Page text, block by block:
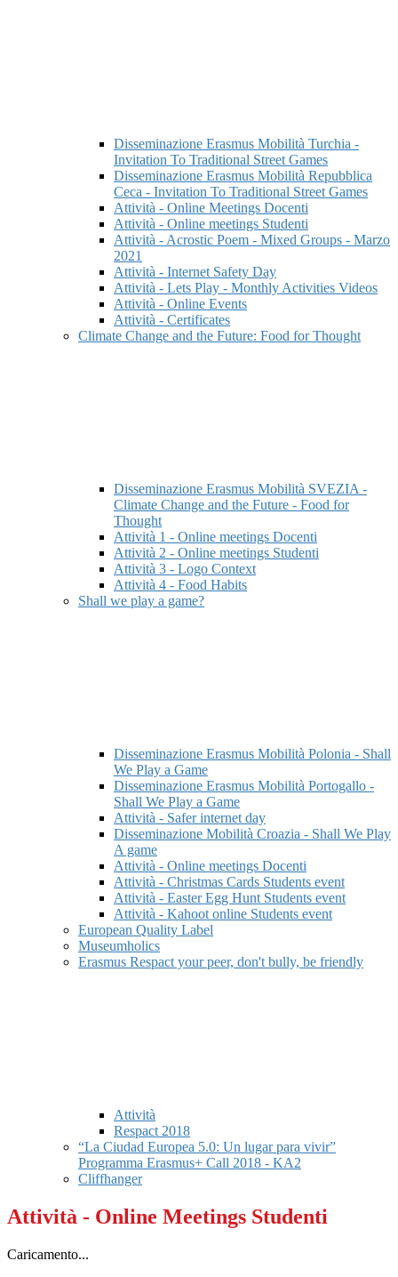
Disseminazione Erasmus Mobilità Turchia -
Invitation To Traditional Street Games
Disseminazione Erasmus Mobilità Repubblica
Ceca - Invitation To Traditional Street Games
Attività - Online Meetings Docenti
Attività - Online meetings Studenti
Attività - Acrostic Poem - Mixed Groups - Marzo
2021
Attività - Internet Safety Day
Attività - Lets Play - Monthly Activities Videos
Attività - Online Events
Attività - Certificates
Climate Change and the Future: Food for Thought
Disseminazione Erasmus Mobilità SVEZIA -
Climate Change and the Future - Food for
Thought
Attività 1 - Online meetings Docenti
Attività 2 - Online meetings Studenti
Attività 3 - Logo Context
Attività 4 - Food Habits
Shall we play a game?
Disseminazione Erasmus Mobilità Polonia - Shall
We Play a Game
Disseminazione Erasmus Mobilità Portogallo -
Shall We Play a Game
Attività - Safer internet day
Disseminazione Mobilità Croazia - Shall We Play
A game
Attività - Online meetings Docenti
Attività - Christmas Cards Students event
Attività - Easter Egg Hunt Students event
Attività - Kahoot online Students event
European Quality Label
Museumholics
Erasmus Respact your peer, don't bully, be friendly
Attività
Respact 2018
“La Ciudad Europea 5.0: Un lugar para vivir”
Programma Erasmus+ Call 2018 - KA2
Cliffhanger
Attività - Online Meetings Studenti
Caricamento...